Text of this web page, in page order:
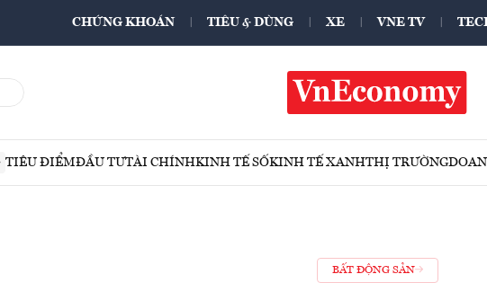
CHỨNG KHOÁN TIÊU & DÙNG XE VNE TV
TIÊU ĐIỂMĐẦU TƯTÀI CHÍNHKINH TẾ SỐKINH TẾ XANHTHỊ TRƯỜNG
BẤT ĐỘNG SẢN